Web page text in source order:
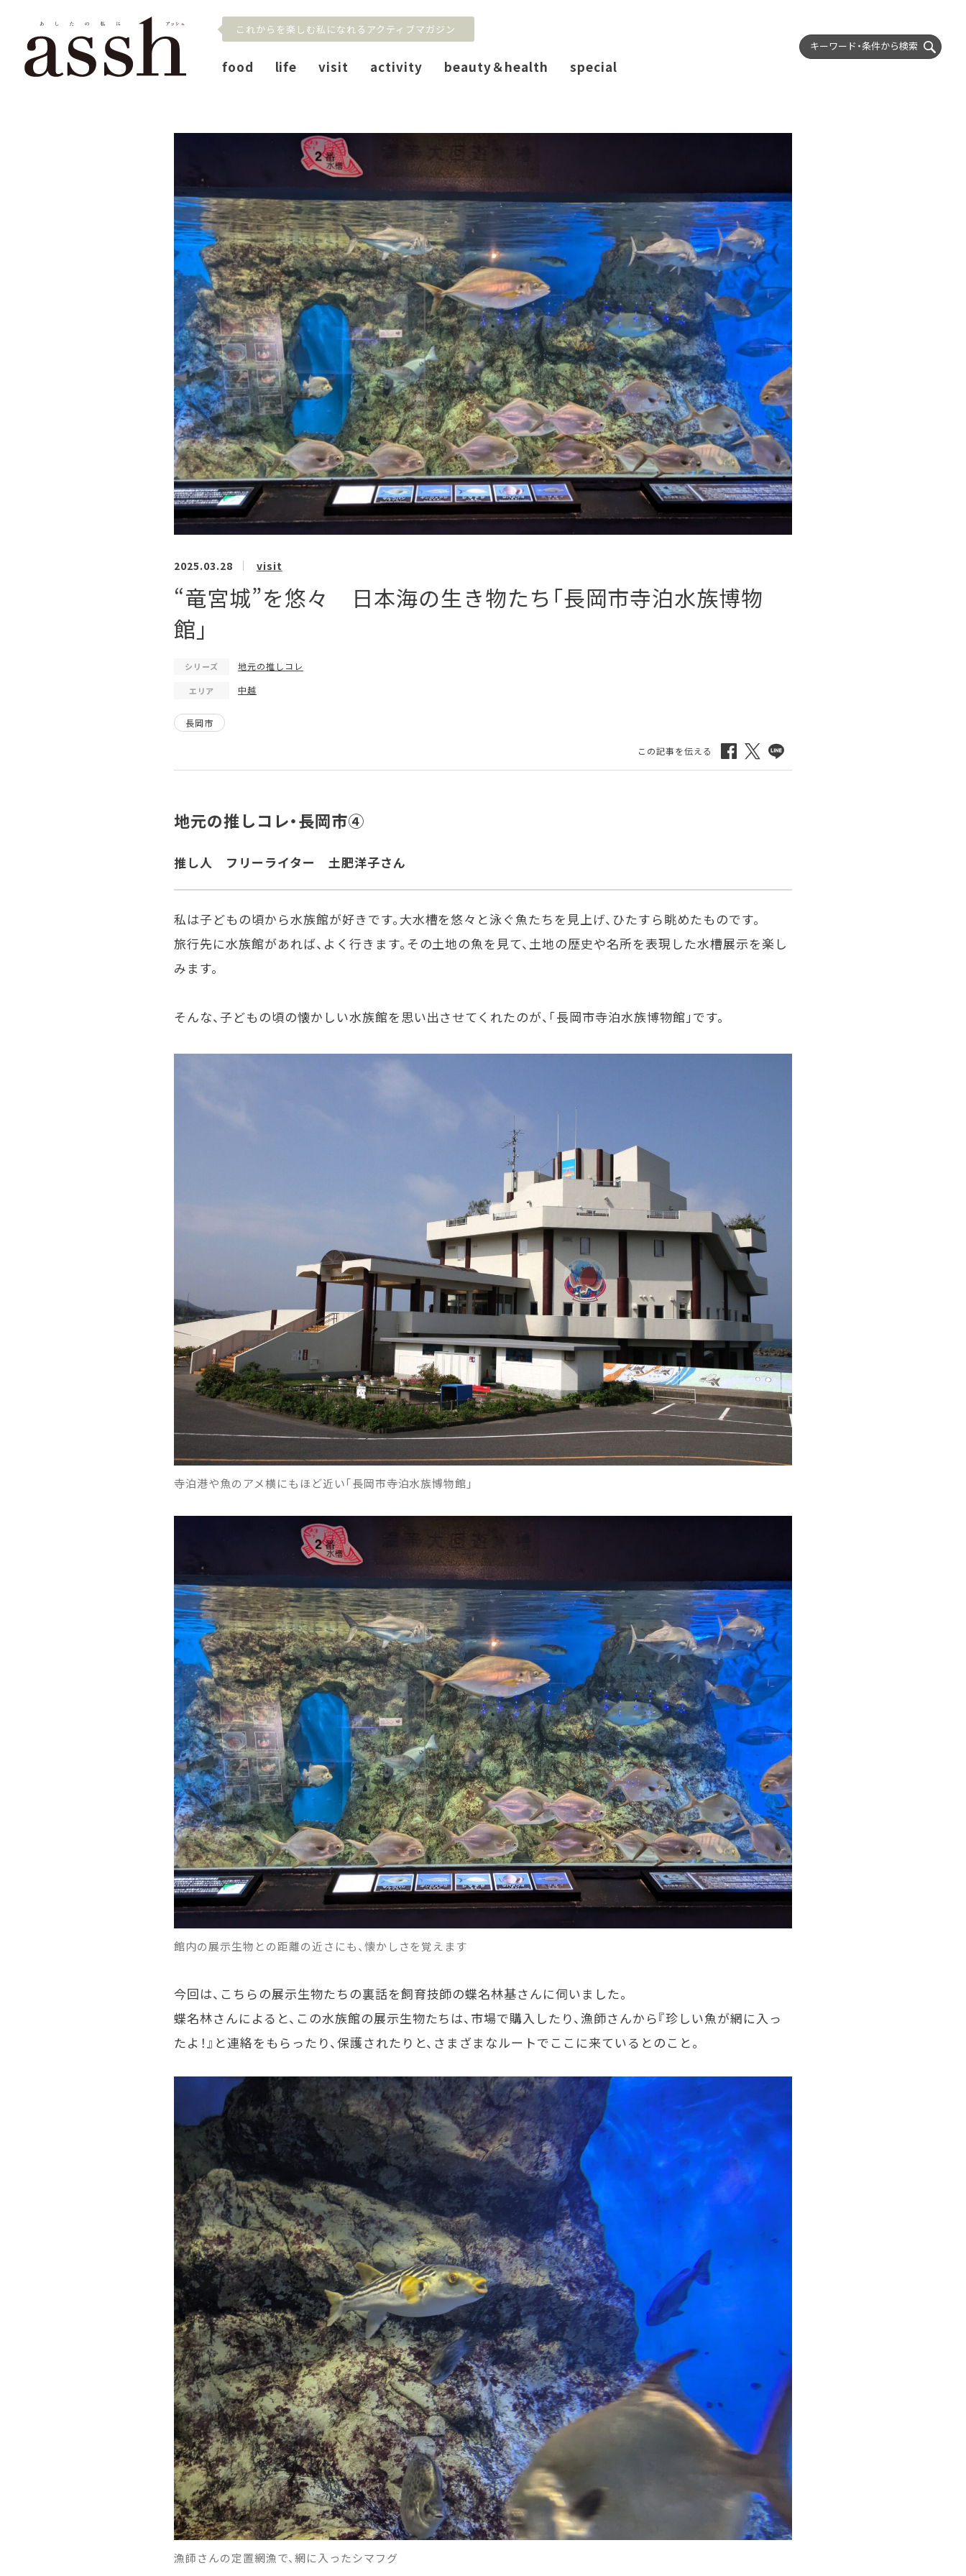
これからを楽しむ私になれるアクティブマガジン
food life visit activity beauty＆health special
キーワード・条件から検索
2025.03.28 visit
“竜宮城”を悠々 日本海の生き物たち「長岡市寺泊水族博物
館」
シリーズ 地元の推しコレ
エリア 中越
長岡市
地元の推しコレ・長岡市④
推し人 フリーライター 土肥洋子さん
私は子どもの頃から水族館が好きです。大水槽を悠々と泳ぐ魚たちを見上げ、ひたすら眺めたものです。
旅行先に水族館があれば、よく行きます。その土地の魚を見て、土地の歴史や名所を表現した水槽展示を楽し
みます。
そんな、子どもの頃の懐かしい水族館を思い出させてくれたのが、「長岡市寺泊水族博物館」です。
寺泊港や魚のアメ横にもほど近い「長岡市寺泊水族博物館」
館内の展示生物との距離の近さにも、懐かしさを覚えます
今回は、こちらの展示生物たちの裏話を飼育技師の蝶名林基さんに伺いました。
蝶名林さんによると、この水族館の展示生物たちは、市場で購入したり、漁師さんから『珍しい魚が網に入っ
たよ！』と連絡をもらったり、保護されたりと、さまざまなルートでここに来ているとのこと。
漁師さんの定置網漁で、網に入ったシマフグ